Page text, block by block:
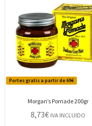
Portes gratis a partir de 69€
Morgan’s Pomade 200gr
8,73€ IVA INCLUIDO